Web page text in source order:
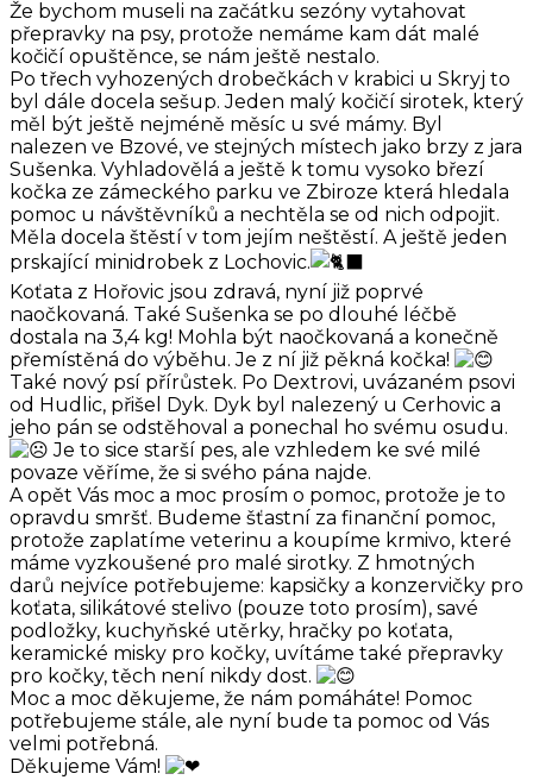
Že bychom museli na začátku sezóny vytahovat
přepravky na psy, protože nemáme kam dát malé
kočičí opuštěnce, se nám ještě nestalo.
Po třech vyhozených drobečkách v krabici u Skryj to
byl dále docela sešup. Jeden malý kočičí sirotek, který
měl být ještě nejméně měsíc u své mámy. Byl
nalezen ve Bzové, ve stejných místech jako brzy z jara
Sušenka. Vyhladovělá a ještě k tomu vysoko březí
kočka ze zámeckého parku ve Zbiroze která hledala
pomoc u návštěvníků a nechtěla se od nich odpojit.
Měla docela štěstí v tom jejím neštěstí. A ještě jeden
prskající minidrobek z Lochovic.
Koťata z Hořovic jsou zdravá, nyní již poprvé
naočkovaná. Také Sušenka se po dlouhé léčbě
dostala na 3,4 kg! Mohla být naočkovaná a konečně
přemístěná do výběhu. Je z ní již pěkná kočka!
Také nový psí přírůstek. Po Dextrovi, uvázaném psovi
od Hudlic, přišel Dyk. Dyk byl nalezený u Cerhovic a
jeho pán se odstěhoval a ponechal ho svému osudu.
Je to sice starší pes, ale vzhledem ke své milé
povaze věříme, že si svého pána najde.
A opět Vás moc a moc prosím o pomoc, protože je to
opravdu smršť. Budeme šťastní za finanční pomoc,
protože zaplatíme veterinu a koupíme krmivo, které
máme vyzkoušené pro malé sirotky. Z hmotných
darů nejvíce potřebujeme: kapsičky a konzervičky pro
koťata, silikátové stelivo (pouze toto prosím), savé
podložky, kuchyňské utěrky, hračky po koťata,
keramické misky pro kočky, uvítáme také přepravky
pro kočky, těch není nikdy dost.
Moc a moc děkujeme, že nám pomáháte! Pomoc
potřebujeme stále, ale nyní bude ta pomoc od Vás
velmi potřebná.
Děkujeme Vám!